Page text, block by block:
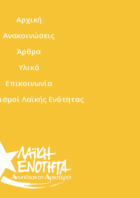
Αρχική
Ανακοινώσεις
Άρθρα
Υλικά
Επικοινωνία
Λαϊκής Ενότητας